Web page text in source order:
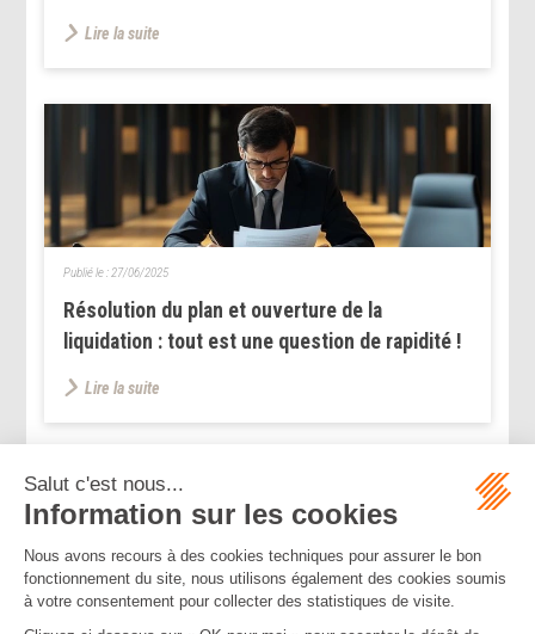
Lire la suite
Résolution du plan et ouverture de la
liquidation : tout est une question de rapidité !
Publié le : 27/06/2025
Lire la suite
<< < ...
>>